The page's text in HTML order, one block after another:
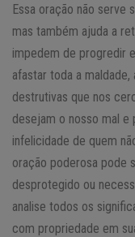
Essa oração não serve
mas também ajuda a
impedem de progredir
afastar toda a maldade,
destrutivas que nos
desejam o nosso mal
infelicidade de quem
oração poderosa pode
desprotegido ou
analise todos os
com propriedade em